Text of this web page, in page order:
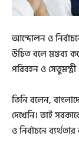
আন্দোলন ও
উচিত বলে মন্তব্য
পরিবহন ও
তিনি বলেন,
দেখেনি। তাই
ও নির্বাচনে